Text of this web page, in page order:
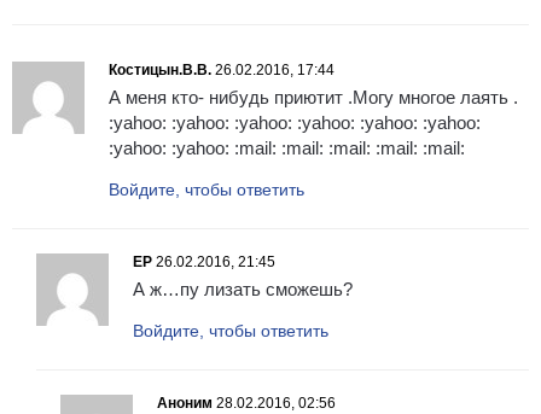
Костицын.В.В. 26.02.2016, 17:44
А меня кто- нибудь приютит .Могу многое лаять .
:yahoo: :yahoo: :yahoo: :yahoo: :yahoo: :yahoo:
:yahoo: :yahoo: :mail: :mail: :mail: :mail: :mail:
Войдите, чтобы ответить
ЕР 26.02.2016, 21:45
А ж…пу лизать сможешь?
Войдите, чтобы ответить
Аноним 28.02.2016, 02:56